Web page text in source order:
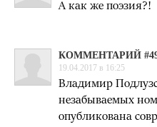
А как же поэзия?!
КОММЕНТАРИЙ
19.04.2017 в 16:25
Владимир
незабываемых
опубликована